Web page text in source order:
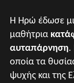
Η Ηρώ έδωσε
μαθήτρια
αυταπάρνηση.
οποία τα
ψυχής και της